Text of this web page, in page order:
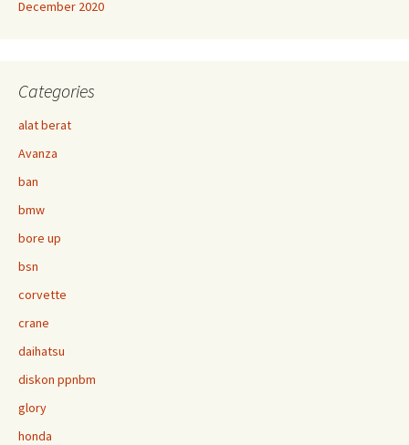
December 2020
Categories
alat berat
Avanza
ban
bmw
bore up
bsn
corvette
crane
daihatsu
diskon ppnbm
glory
honda